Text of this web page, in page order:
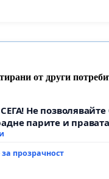
от други
Не
парите и
прозрачност